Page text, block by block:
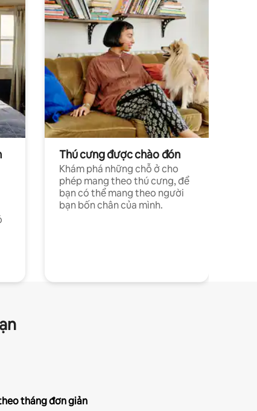
Thú cưng được chào đón
Khám phá những chỗ ở cho
phép mang theo thú cưng, để
bạn có thể mang theo người
bạn bốn chân của mình.
tháng đơn giản